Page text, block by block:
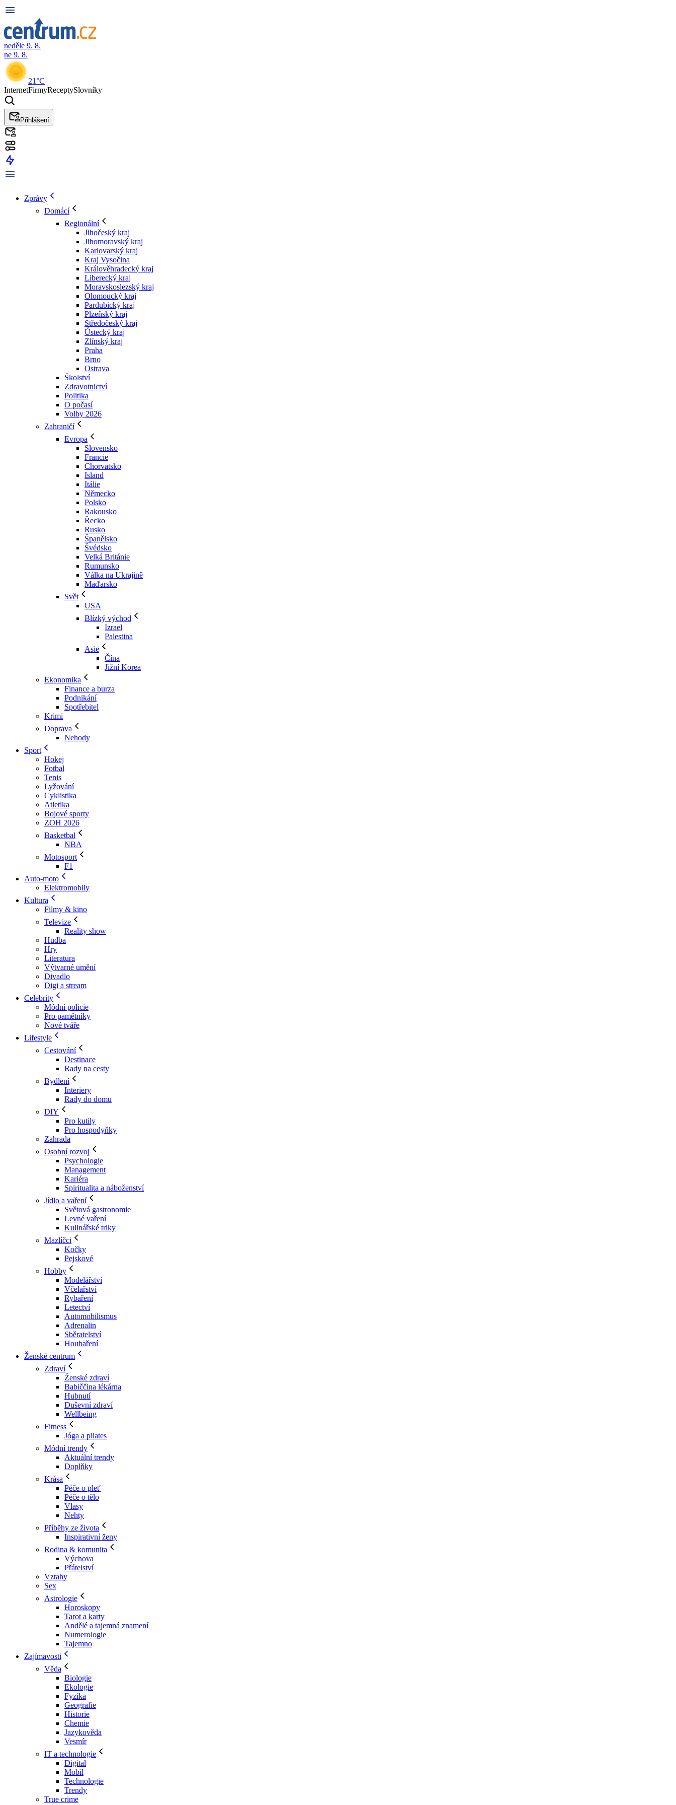
neděle 9. 8.
ne 9. 8.
21°C
InternetFirmyReceptySlovníky
Přihlášení
Zprávy
Domácí
Regionální
Jihočeský kraj
Jihomoravský kraj
Karlovarský kraj
Kraj Vysočina
Králověhradecký kraj
Liberecký kraj
Moravskoslezský kraj
Olomoucký kraj
Pardubický kraj
Plzeňský kraj
Středočeský kraj
Ústecký kraj
Zlínský kraj
Praha
Brno
Ostrava
Školství
Zdravotnictví
Politika
O počasí
Volby 2026
Zahraničí
Evropa
Slovensko
Francie
Chorvatsko
Island
Itálie
Německo
Polsko
Rakousko
Řecko
Rusko
Španělsko
Švédsko
Velká Británie
Rumunsko
Válka na Ukrajině
Maďarsko
Svět
USA
Blízký východ
Izrael
Palestina
Asie
Čína
Jižní Korea
Ekonomika
Finance a burza
Podnikání
Spotřebitel
Krimi
Doprava
Nehody
Sport
Hokej
Fotbal
Tenis
Lyžování
Cyklistika
Atletika
Bojové sporty
ZOH 2026
Basketbal
NBA
Motosport
F1
Auto-moto
Elektromobily
Kultura
Filmy & kino
Televize
Reality show
Hudba
Hry
Literatura
Výtvarné umění
Divadlo
Digi a stream
Celebrity
Módní policie
Pro pamětníky
Nové tváře
Lifestyle
Cestování
Destinace
Rady na cesty
Bydlení
Interiery
Rady do domu
DIY
Pro kutily
Pro hospodyňky
Zahrada
Osobní rozvoj
Psychologie
Management
Kariéra
Spiritualita a náboženství
Jídlo a vaření
Světová gastronomie
Levné vaření
Kulinářské triky
Mazlíčci
Kočky
Pejskové
Hobby
Modelářství
Včelařství
Rybaření
Letectví
Automobilismus
Adrenalin
Sběratelství
Houbaření
Ženské centrum
Zdraví
Ženské zdraví
Babiččina lékárna
Hubnutí
Duševní zdraví
Wellbeing
Fitness
Jóga a pilates
Módní trendy
Aktuální trendy
Doplňky
Krása
Péče o pleť
Péče o tělo
Vlasy
Nehty
Příběhy ze života
Inspirativní ženy
Rodina & komunita
Výchova
Přátelství
Vztahy
Sex
Astrologie
Horoskopy
Tarot a karty
Andělé a tajemná znamení
Numerologie
Tajemno
Zajímavosti
Věda
Biologie
Ekologie
Fyzika
Geografie
Historie
Chemie
Jazykověda
Vesmír
IT a technologie
Digital
Mobil
Technologie
Trendy
True crime